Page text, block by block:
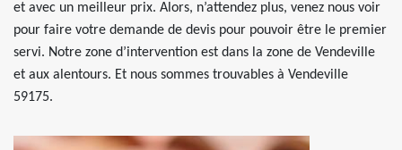
et avec un meilleur prix. Alors, n’attendez plus, venez nous voir
pour faire votre demande de devis pour pouvoir être le premier
servi. Notre zone d’intervention est dans la zone de Vendeville
et aux alentours. Et nous sommes trouvables à Vendeville
59175.